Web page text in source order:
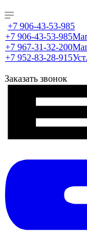
+7 906-43-53-985
+7 906-43-53-985
+7 967-31-32-200
+7 952-83-28-915
Заказать звонок